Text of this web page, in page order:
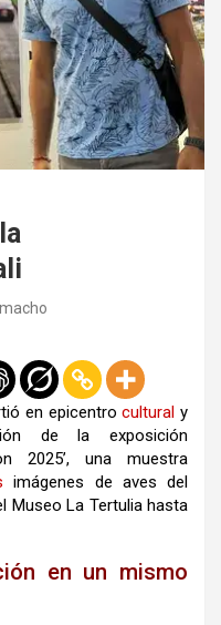
en epicentrocultural y
de la exposición
2025’, una muestra
imágenes de aves del
Museo La Tertulia hasta
en un mismo